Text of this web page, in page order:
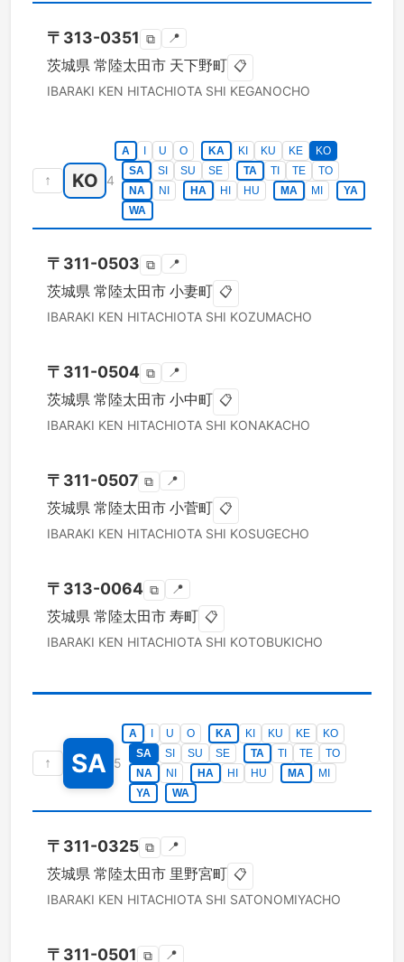
〒 313-0351 ⧉ 📍
茨城県 常陸太田市 天下野町 📋
IBARAKI KEN HITACHIOTA SHI KEGANOCHO
↑ KO 4
A U O KA KI KU KE
KO
SA
SI SU SE TA TI TE
TO
NA
NI HA HI HU MA MI
YA
WA
〒 311-0503 ⧉ 📍
茨城県 常陸太田市 小妻町 📋
IBARAKI KEN HITACHIOTA SHI KOZUMACHO
〒 311-0504 ⧉ 📍
茨城県 常陸太田市 小中町 📋
IBARAKI KEN HITACHIOTA SHI KONAKACHO
〒 311-0507 ⧉ 📍
茨城県 常陸太田市 小菅町 📋
IBARAKI KEN HITACHIOTA SHI KOSUGECHO
〒 313-0064 ⧉ 📍
茨城県 常陸太田市 寿町 📋
IBARAKI KEN HITACHIOTA SHI KOTOBUKICHO
↑ SA 5
A U O KA KI KU KE
KO
SA
SI SU SE TA TI TE
TO
NA
NI HA HI HU MA
MI
YA
WA
〒 311-0325 ⧉ 📍
茨城県 常陸太田市 里野宮町 📋
IBARAKI KEN HITACHIOTA SHI SATONOMIYACHO
〒 311-0501 ⧉ 📍